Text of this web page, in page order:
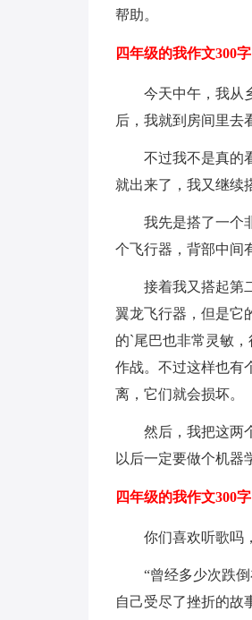
帮助。
四年级的我作文300
今天中午，我从
后，我就到房间里去
不过我不是真的
就出来了，我又继续
我先是搭了一个
个飞行器，背部中间
接着我又搭起第
翼龙飞行器，但是它
的`尾巴也非常灵敏
作战。不过这样也有
离，它们就会损坏。
然后，我把这两
以后一定要做个机器
四年级的我作文300
你们喜欢听歌吗
“曾经多少次跌
自己受尽了挫折的故